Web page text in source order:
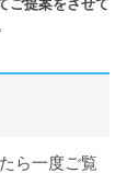
ご提案をさせて
ら一度ご覧